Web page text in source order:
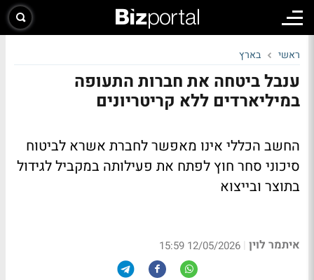
ראשי בארץ
ענבל ביטחה את חברות התעופה
במיליארדים ללא קריטריונים
החשב הכללי אינו מאפשר לחברת אשרא לביטוח
סיכוני סחר חוץ לפתח את פעילותה במקביל לגידול
בתוצר ובייצוא
איתמר לוין |
12/05/2026 15:59